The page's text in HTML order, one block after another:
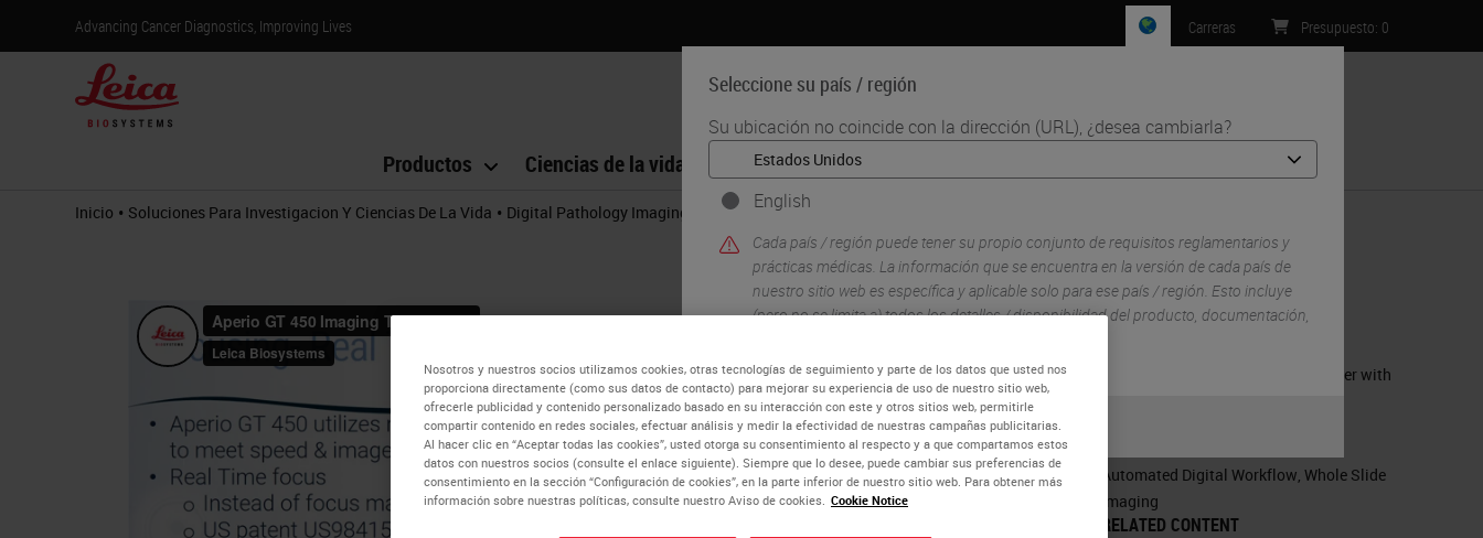
Advancing Cancer Diagnostics, Improving Lives
Seleccione su país / región
Su ubicación no coincide con la dirección (URL), ¿desea cambiarla?
English
Cada país / región puede tener su propio conjunto de requisitos reglamentarios y
prácticas médicas. La información que se encuentra en la versión de cada país de
nuestro sitio web es específica y aplicable solo para ese país / región. Esto incluye
(pero no se limita a) todos los detalles / disponibilidad del producto, documentación,
SÍ o No
Carreras Presupuesto: 0
Productos Ciencias de la vida Formación
Inicio • Soluciones Para Investigacion Y Ciencias De La Vida • Digital Pathology Imaging & Scanning • Aperio GT 450 Imaging Technology
RELATED PRODUCTS
Capacity Digital Pathology Scanner with
Automated Digital Workflow Whole Slide
Imaging
RELATED CONTENT
Nosotros y nuestros socios utilizamos cookies, otras tecnologías de seguimiento y parte de los datos que usted nos
proporciona directamente (como sus datos de contacto) para mejorar su experiencia de uso de nuestro sitio web,
ofrecerle publicidad y contenido personalizado basado en su interacción con este y otros sitios web, permitirle
compartir contenido en redes sociales, efectuar análisis y medir la efectividad de nuestras campañas publicitarias.
Al hacer clic en “Aceptar todas las cookies”, usted otorga su consentimiento al respecto y a que compartamos estos
datos con nuestros socios (consulte el enlace siguiente). Siempre que lo desee, puede cambiar sus preferencias de
consentimiento en la sección “Configuración de cookies”, en la parte inferior de nuestro sitio web. Para obtener más
información sobre nuestras políticas, consulte nuestro Aviso de cookies. Cookie Notice